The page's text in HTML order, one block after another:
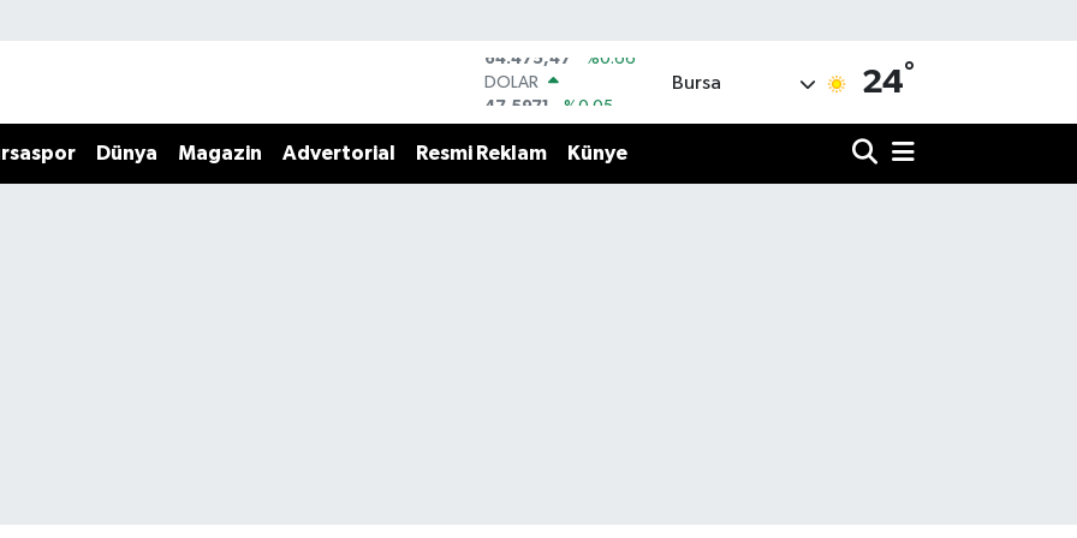
55,1336
%0.18
Bursa 24°
Dünya Magazin Advertorial Resmi Reklam Künye